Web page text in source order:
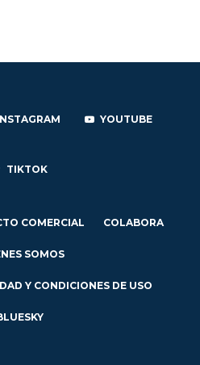
YOUTUBE
TIKTOK
COMERCIAL COLABORA
SOMOS
Y CONDICIONES DE USO